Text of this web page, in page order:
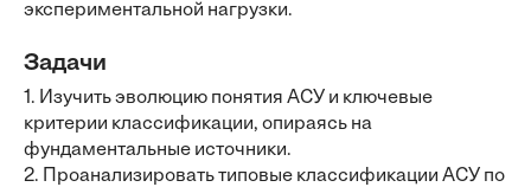
экспериментальной нагрузки.
Задачи
1. Изучить эволюцию понятия АСУ и ключевые
критерии классификации, опираясь на
фундаментальные источники.
2. Проанализировать типовые классификации АСУ по